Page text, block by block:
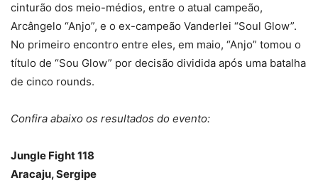
cinturão dos meio-médios, entre o atual campeão,
Arcângelo “Anjo”, e o ex-campeão Vanderlei “Soul Glow”.
No primeiro encontro entre eles, em maio, “Anjo” tomou o
título de “Sou Glow” por decisão dividida após uma batalha
de cinco rounds.
Confira abaixo os resultados do evento:
Jungle Fight 118
Aracaju, Sergipe